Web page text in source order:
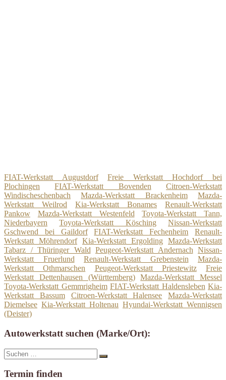
FIAT-Werkstatt Augustdorf
Freie Werkstatt Hochdorf bei
Plochingen
FIAT-Werkstatt Bovenden
Citroen-Werkstatt
Windischeschenbach
Mazda-Werkstatt Brackenheim
Mazda-
Werkstatt Weilrod
Kia-Werkstatt Bonames
Renault-Werkstatt
Pankow
Mazda-Werkstatt Westenfeld
Toyota-Werkstatt Tann,
Niederbayern
Toyota-Werkstatt Kösching
Nissan-Werkstatt
Gschwend bei Gaildorf
FIAT-Werkstatt Fechenheim
Renault-
Werkstatt Möhrendorf Kia-Werkstatt Ergolding Mazda-Werkstatt
Tabarz / Thüringer Wald Peugeot-Werkstatt Andernach Nissan-
Werkstatt Fruerlund
Renault-Werkstatt Grebenstein
Mazda-
Werkstatt Othmarschen
Peugeot-Werkstatt Priestewitz
Freie
Werkstatt Dettenhausen (Württemberg)
Mazda-Werkstatt Messel
Toyota-Werkstatt Gemmrigheim FIAT-Werkstatt Haldensleben Kia-
Werkstatt Bassum
Citroen-Werkstatt Halensee
Mazda-Werkstatt
Diemelsee Kia-Werkstatt Holtenau Hyundai-Werkstatt Wennigsen
(Deister)
Autowerkstatt suchen (Marke/Ort):
Suche
nach:
Suchen
Termin finden